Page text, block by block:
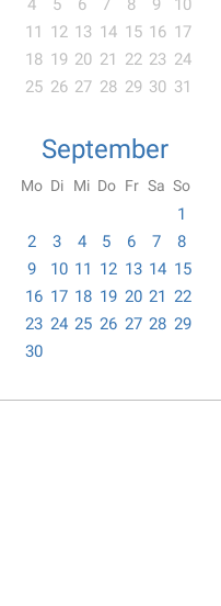
4
5 6 7 8 9
10
11
12 13 14 15 16 17
18 19 20 21 22 23 24
25 26 27 28 29 30 31
September
Mo Di Mi Do Fr Sa So
1
2
3 4 5 6 7
8
9
10 11 12 13 14 15
16 17 18 19 20 21 22
23 24 25 26 27 28 29
30